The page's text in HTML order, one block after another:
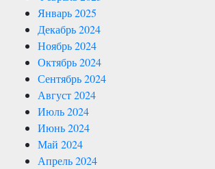
Январь 2025
Декабрь 2024
Ноябрь 2024
Октябрь 2024
Сентябрь 2024
Август 2024
Июль 2024
Июнь 2024
Май 2024
Апрель 2024